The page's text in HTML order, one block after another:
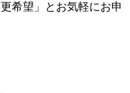
希望」とお気軽にお申